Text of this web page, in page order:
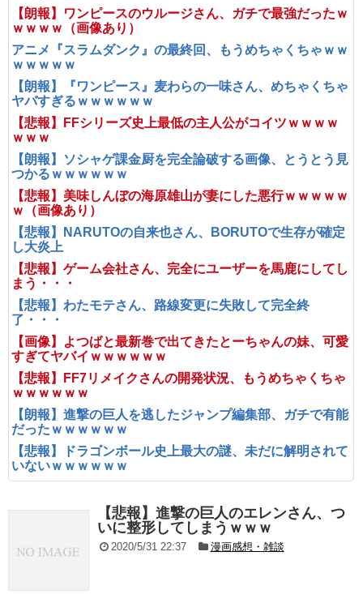
【朗報】ワンピースのウルージさん、ガチで最強だったｗ
ｗｗｗｗ（画像あり）
アニメ『スラムダンク』の最終回、もうめちゃくちゃｗｗ
ｗｗｗｗｗ
【朗報】『ワンピース』麦わらの一味さん、めちゃくちゃ
ヤバすぎるｗｗｗｗｗｗ
【悲報】FFシリーズ史上最低の主人公がコイツｗｗｗｗ
ｗｗｗ
【朗報】ソシャゲ課金厨を完全論破する画像、とうとう見
つかるｗｗｗｗｗｗ
【悲報】美味しんぼの海原雄山が妻にした悪行ｗｗｗｗｗ
ｗ（画像あり）
【悲報】NARUTOの自来也さん、BORUTOで生存が確定
し大炎上
【悲報】ゲーム会社さん、完全にユーザーを馬鹿にしてし
まう・・・
【悲報】わたモテさん、路線変更に失敗して完全終
了・・・
【画像】よつばと最新巻で出てきたとーちゃんの妹、可愛
すぎてヤバイｗｗｗｗｗｗ
【悲報】FF7リメイクさんの開発状況、もうめちゃくちゃ
ｗｗｗｗｗｗ
【朗報】進撃の巨人を逃したジャンプ編集部、ガチで有能
だったｗｗｗｗｗｗ
【悲報】ドラゴンボール史上最大の謎、未だに解明されて
いないｗｗｗｗｗｗ
【悲報】進撃の巨人のエレンさん、つ
いに整形してしまうｗｗｗ
2020/5/31 22:37 漫画感想・雑談